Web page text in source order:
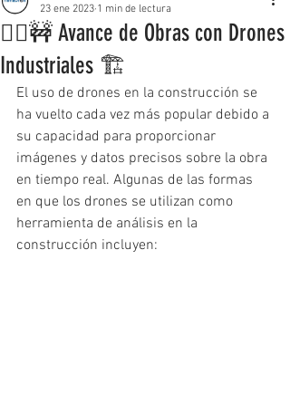
👷‍♂️🚧 Avance de Obras con Drones
Industriales 🏗️
23 ene 2023 1 min de lectura
El uso de drones en la construcción se
ha vuelto cada vez más popular debido a
su capacidad para proporcionar
imágenes y datos precisos sobre la obra
en tiempo real. Algunas de las formas
en que los drones se utilizan como
herramienta de análisis en la
construcción incluyen: